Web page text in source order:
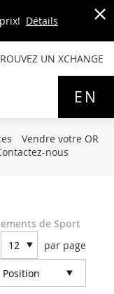
Détails
x
UN XCHANGE
EN
Vendre votre OR
nous
de Sport
par page